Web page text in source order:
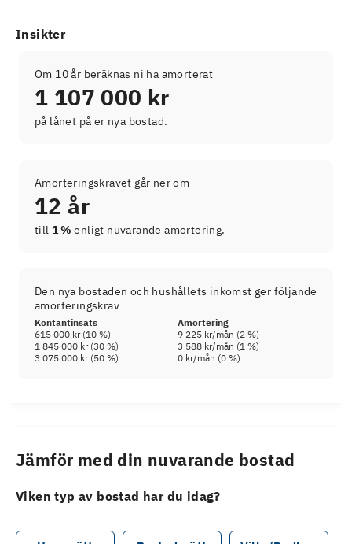
Insikter
Om 10 år beräknas ni ha amorterat
1 107 000 kr
på lånet på er nya bostad.
Amorteringskravet går ner om
12 år
till 1 % enligt nuvarande amortering.
Den nya bostaden och hushållets inkomst ger följande
amorteringskrav
Kontantinsats
Amortering
615 000 kr(10 %) 9 225 kr/mån (2 %)
1 845 000 kr(30 %) 3 588 kr/mån (1 %)
3 075 000 kr(50 %) 0 kr/mån (0 %)
Jämför med din nuvarande bostad
Viken typ av bostad har du idag?